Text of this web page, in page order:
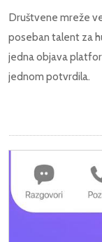
Društvene mreže
poseban talent za
jedna objava
jednom potvrdila.